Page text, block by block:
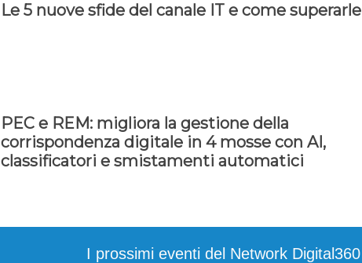
Le 5 nuove sfide del canale IT e come superarle
PEC e REM: migliora la gestione della
corrispondenza digitale in 4 mosse con AI,
classificatori e smistamenti automatici
I prossimi eventi del Network Digital360